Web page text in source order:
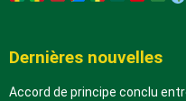
Dernières nouvelles
Accord de principe conclu